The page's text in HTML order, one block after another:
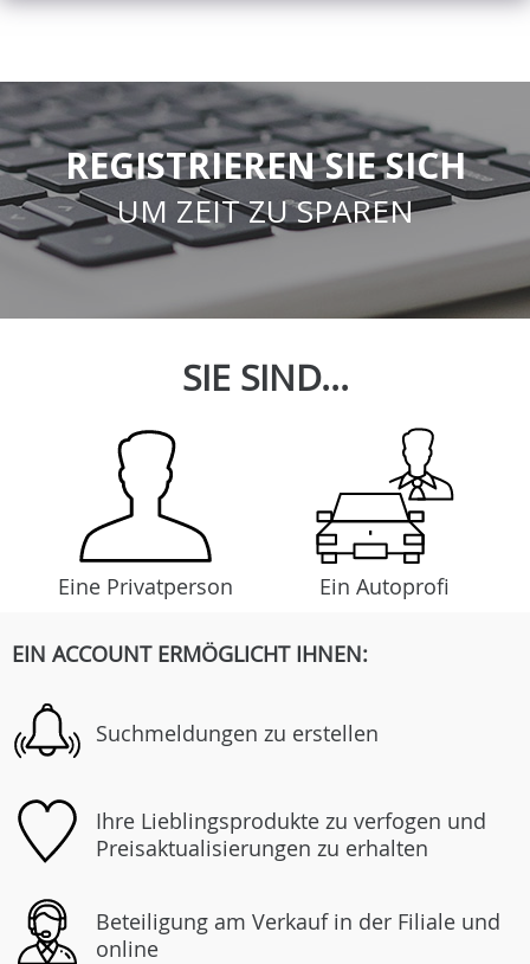
REGISTRIEREN SIE SICH
UM ZEIT ZU SPAREN
SIE SIND...
Eine Privatperson Ein Autoprofi
EIN ACCOUNT ERMÖGLICHT IHNEN:
Suchmeldungen zu erstellen
Ihre Lieblingsprodukte zu verfogen und
Preisaktualisierungen zu erhalten
Beteiligung am Verkauf in der Filiale und
online